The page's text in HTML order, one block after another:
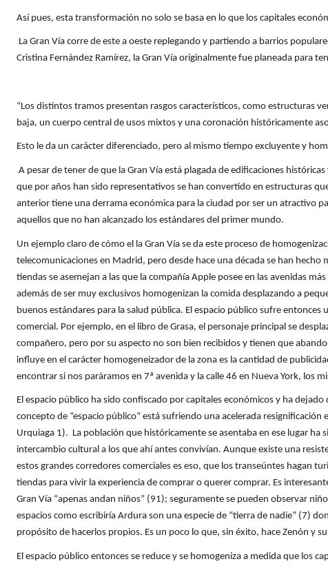
Así pues, esta transformación no solo se basa en lo que los capitales
La Gran Vía corre de este a oeste replegando y partiendo a barrios
Cristina Fernández Ramírez, la Gran Vía originalmente fue planeada para
“Los distintos tramos presentan rasgos característicos, como estructuras
baja, un cuerpo central de usos mixtos y una coronación históricamente
Esto le da un carácter diferenciado, pero al mismo tiempo excluyente y
A pesar de tener de que la Gran Vía está plagada de edificaciones
que por años han sido representativos se han convertido en estructuras
anterior tiene una derrama económica para la ciudad por ser un atractivo
aquellos que no han alcanzado los estándares del primer mundo.
Un ejemplo claro de cómo el la Gran Vía se da este proceso de
telecomunicaciones en Madrid, pero desde hace una década se han
tiendas se asemejan a las que la compañía Apple posee en las avenidas
además de ser muy exclusivos homogenizan la comida desplazando a
buenos estándares para la salud pública. El espacio público sufre
comercial. Por ejemplo, en el libro de Grasa, el personaje principal se
compañero, pero por su aspecto no son bien recibidos y tienen que
influye en el carácter homogeneizador de la zona es la cantidad de
encontrar si nos paráramos en 7ª avenida y la calle 46 en Nueva York, los
El espacio público ha sido confiscado por capitales económicos y ha
concepto de “espacio público” está sufriendo una acelerada
Urquiaga 1). La población que históricamente se asentaba en ese lugar
intercambio cultural a los que ahí antes convivían. Aunque existe una
estos grandes corredores comerciales es eso, que los transeúntes hagan
tiendas para vivir la experiencia de comprar o querer comprar. Es
Gran Vía “apenas andan niños” (91); seguramente se pueden observar
espacios como escribiría Ardura son una especie de “tierra de nadie” (7)
propósito de hacerlos propios. Es un poco lo que, sin éxito, hace Zenón y
El espacio público entonces se reduce y se homogeniza a medida que los